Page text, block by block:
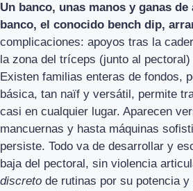
Un banco, unas manos y ganas
banco, el conocido bench dip,
complicaciones: apoyos tras la
la zona del tríceps (junto al
Existen familias enteras de fondos,
básica, tan naïf y versátil, permite
casi en cualquier lugar. Aparecen
mancuernas y hasta máquinas
persiste. Todo va de desarrollar y
baja del pectoral, sin violencia
discreto de rutinas por su potencia